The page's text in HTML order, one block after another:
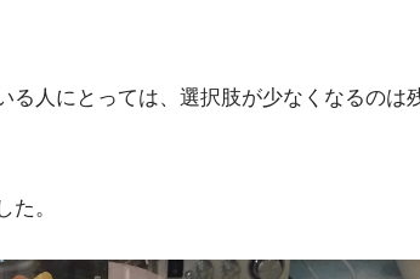
る人にとっては、選択肢が少なくなるのは
た。